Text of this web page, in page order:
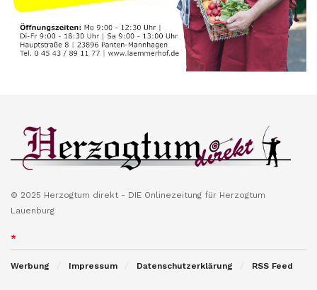
© 2025 Herzogtum direkt - DIE Onlinezeitung für Herzogtum
Lauenburg
*
Werbung Impressum Datenschutzerklärung RSS Feed